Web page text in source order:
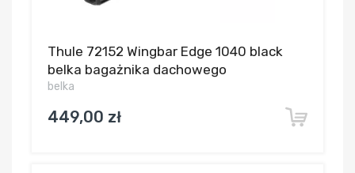
Thule 72152 Wingbar Edge 1040 black
belka bagażnika dachowego
belka
449,00 zł